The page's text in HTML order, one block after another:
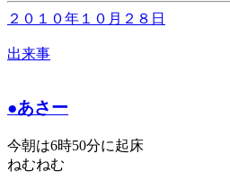
２０１０年１０月２８日
出来事
●あさー
今朝は6時50分に起床
ねむねむ